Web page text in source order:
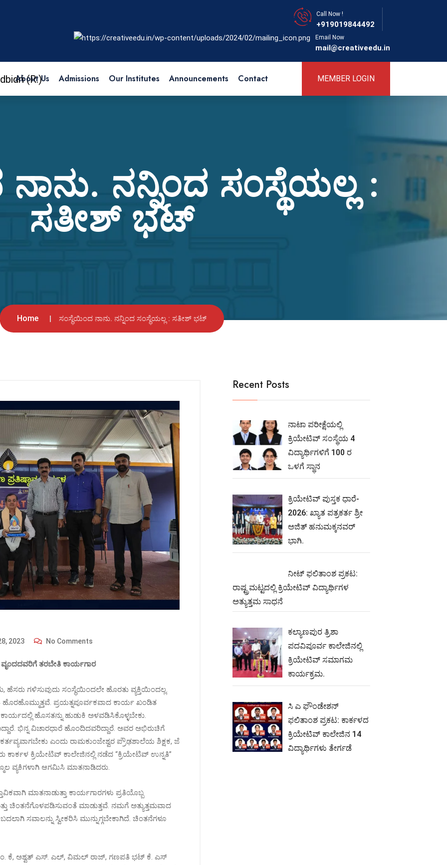
Call Now !
+919019844492
Email Now
mail@creativeedu.in
About Us Admissions Our Institutes Announcements Contact MEMBER LOGIN
ನನ್ನಿಂದ ಸಂಸ್ಥೆಯಲ್ಲ :
ಸತೀಶ್‌ ಭಟ್‌
Home ಸಂಸ್ಥೆಯಿಂದ ನಾನು. ನನ್ನಿಂದ ಸಂಸ್ಥೆಯಲ್ಲ : ಸತೀಶ್‌ ಭಟ್‌
2023 No Comments
ತರಬೇತಿ ಕಾರ್ಯಗಾರ
ಹೆಸರು ಗಳಿಸುವುದು ಸಂಸ್ಥೆಯಿಂದಲೇ ಹೊರತು ವ್ಯಕ್ತಿಯಿಂದಲ್ಲ.
ಪ್ರಯತ್ನಪೂರ್ವಕವಾದ ಕಾರ್ಯ ಖಂಡಿತ
ಕಾರ್ಯದಲ್ಲಿ ಹೊಸತನ್ನು ಹುಡುಕಿ ಅಳವಡಿಸಿಕೊಳ್ಳಬೇಕು.
ಭಿನ್ನ ವಿಚಾರಧಾರೆ ಹೊಂದಿದವರಿದ್ದಾರೆ. ಅವರ ಅಭಿರುಚಿಗೆ
ಎಂದು ರಾಮಕುಂಜೇಶ್ವರ ಪ್ರೌಢಶಾಲೆಯ ಶಿಕ್ಷಕ, ಜೆ
ಕಾರ್ಕಳ ಕ್ರಿಯೇಟಿವ್‌ ಕಾಲೇಜಿನಲ್ಲಿ ನಡೆದ “ಕ್ರಿಯೇಟಿವ್‌ ಉನ್ನತಿ”
ವ್ಯಕಿಗಳಾಗಿ ಆಗಮಿಸಿ ಮಾತನಾಡಿದರು.
ಮಾತನಾಡುತ್ತಾ ಕಾರ್ಯಗಾರಗಳು ಪ್ರತಿಯೊಬ್ಬ
ಚಿಂತನೆಗೊಳಪಡಿಸುವಂತೆ ಮಾಡುತ್ತವೆ. ನಮಗೆ ಅತ್ಯುತ್ತಮವಾದ
ಸವಾಲನ್ನು ಸ್ವೀಕರಿಸಿ ಮುನ್ನುಗ್ಗಬೇಕಾಗಿದೆ. ಚಿಂತನೆಗಳೂ
ಕೆ, ಅಶ್ವತ್‌ ಎಸ್.‌ ಎಲ್‌, ವಿಮಲ್ ರಾಜ್‌, ಗಣಪತಿ ಭಟ್‌ ಕೆ. ಎಸ್‌
Recent Posts
ನಾಟಾ ಪರೀಕ್ಷೆಯಲ್ಲಿ
ಕ್ರಿಯೇಟಿವ್ ಸಂಸ್ಥೆಯ 4
ವಿದ್ಯಾರ್ಥಿಗಳಿಗೆ 100 ರ
ಒಳಗೆ ಸ್ಥಾನ
ಕ್ರಿಯೇಟಿವ್ ಪುಸ್ತಕ ಧಾರೆ-
2026: ಖ್ಯಾತ ಪತ್ರಕರ್ತ ಶ್ರೀ
ಅಜಿತ್ ಹನುಮಕ್ಕನವರ್
ಭಾಗಿ.
ನೀಟ್‌ ಫಲಿತಾಂಶ ಪ್ರಕಟ:
ರಾಷ್ಟ್ರಮಟ್ಟದಲ್ಲಿ ಕ್ರಿಯೇಟಿವ್‌ ವಿದ್ಯಾರ್ಥಿಗಳ
ಅತ್ಯುತ್ತಮ ಸಾಧನೆ
ಕಲ್ಯಾಣಪುರ ತ್ರಿಶಾ
ಪದವಿಪೂರ್ವ ಕಾಲೇಜಿನಲ್ಲಿ
ಕ್ರಿಯೇಟಿವ್ ಸಮಾಗಮ
ಕಾರ್ಯಕ್ರಮ.
ಸಿ ಎ ಫೌಂಡೇಶನ್
ಫಲಿತಾಂಶ ಪ್ರಕಟ: ಕಾರ್ಕಳದ
ಕ್ರಿಯೇಟಿವ್ ಕಾಲೇಜಿನ 14
ವಿದ್ಯಾರ್ಥಿಗಳು ತೇರ್ಗಡೆ